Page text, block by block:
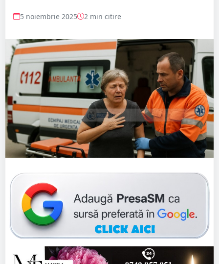
5 noiembrie 2025 2 min citire